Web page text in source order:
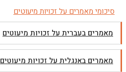
סיכומי מאמרים על זכויות מיעוטים
מאמרים בעברית על זכויות מיעוטים
מאמרים באנגלית על זכויות מיעוטים